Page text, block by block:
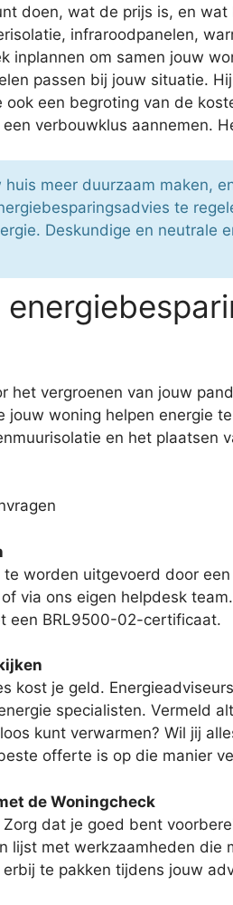
doen, wat de prijs is, en
infraroodpanelen,
inplannen om samen jouw
passen bij jouw situatie.
een begroting van de
verbouwklus aannemen.
huis meer duurzaam maken,
te
Deskundige en
het vergroenen van jouw
woning helpen energie
en het
worden uitgevoerd door
via ons eigen helpdesk
een BRL9500-02-certificaat.
kost je geld.
specialisten. Vermeld
kunt verwarmen? Wil jij
offerte is op die manier
de Woningcheck
dat je goed bent
lijst met werkzaamheden
te pakken tijdens jouw